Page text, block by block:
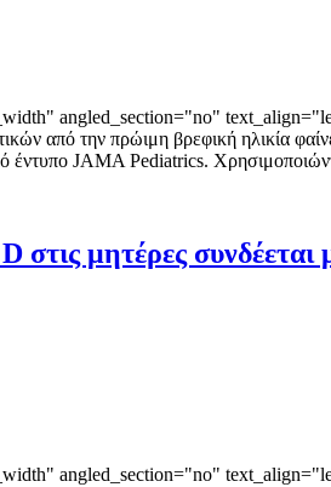
angled_section="no"
από την πρώιμη βρεφική ηλικία
έντυπο JAMA Pediatrics.
μητέρες συνδέεται
angled_section="no"